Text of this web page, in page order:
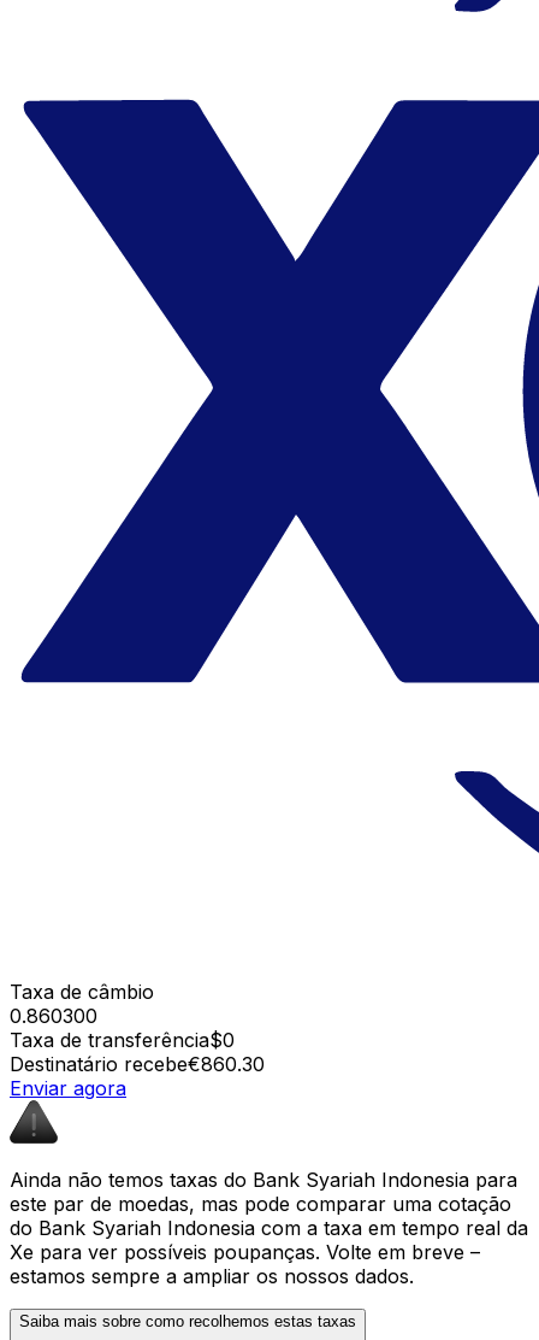
Taxa de câmbio
0.860300
Taxa de transferência$0
Destinatário recebe€860.30
Enviar agora
Ainda não temos taxas do Bank Syariah Indonesia para
este par de moedas, mas pode comparar uma cotação
do Bank Syariah Indonesia com a taxa em tempo real da
Xe para ver possíveis poupanças. Volte em breve –
estamos sempre a ampliar os nossos dados.
Saiba mais sobre como recolhemos estas taxas